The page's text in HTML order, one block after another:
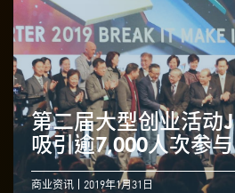
第二届大型创业活动
吸引逾7,000人次参与
商业资讯 2019年1月31日